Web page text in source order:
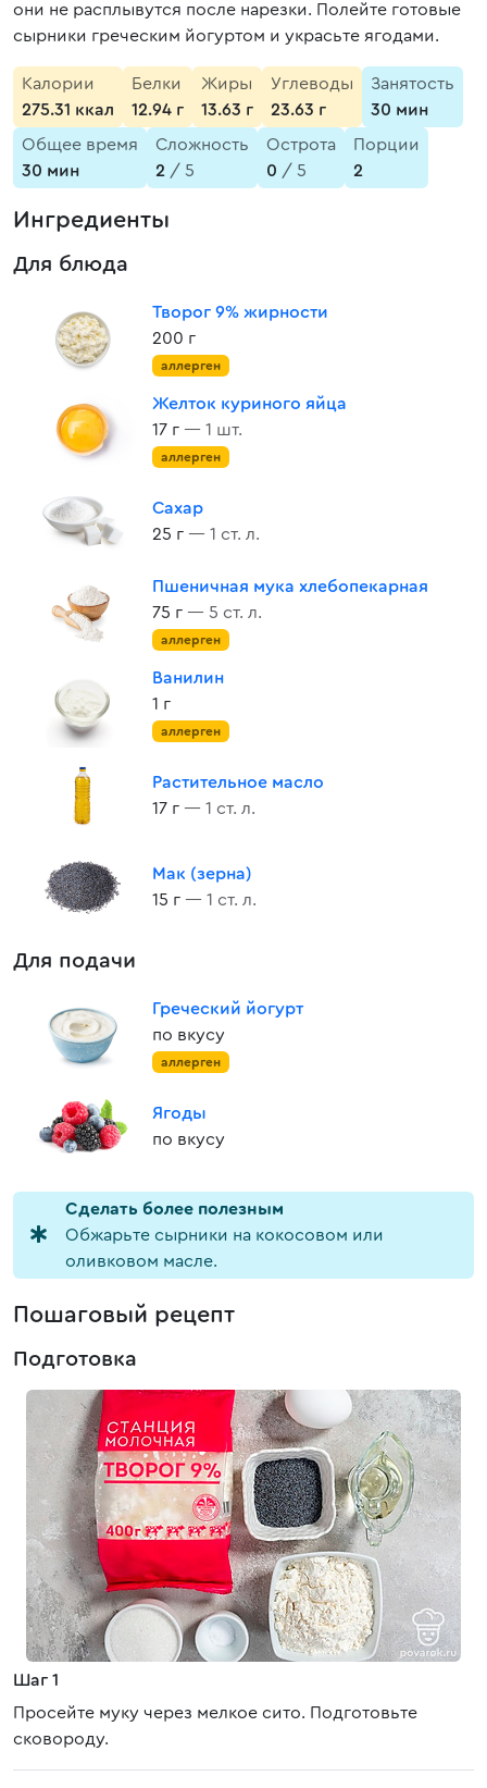
они не расплывутся после нарезки. Полейте готовые
сырники греческим йогуртом и украсьте ягодами.
Калории
275.31 ккал
Белки
12.94 г
Жиры
13.63 г
Углеводы
23.63 г
Занятость
30 мин
Общее время
30 мин
Сложность
2 / 5
Острота
0 / 5
Порции
2
Ингредиенты
Для блюда
Творог 9% жирности
200 г
аллерген
Желток куриного яйца
17 г — 1 шт.
аллерген
Сахар
25 г — 1 ст. л.
Пшеничная мука хлебопекарная
75 г — 5 ст. л.
аллерген
Ванилин
1 г
аллерген
Растительное масло
17 г — 1 ст. л.
Мак (зерна)
15 г — 1 ст. л.
Для подачи
Греческий йогурт
по вкусу
аллерген
Ягоды
по вкусу
Cделать более полезным
Обжарьте сырники на кокосовом или
оливковом масле.
Пошаговый рецепт
Подготовка
Шаг 1
Просейте муку через мелкое сито. Подготовьте
сковороду.